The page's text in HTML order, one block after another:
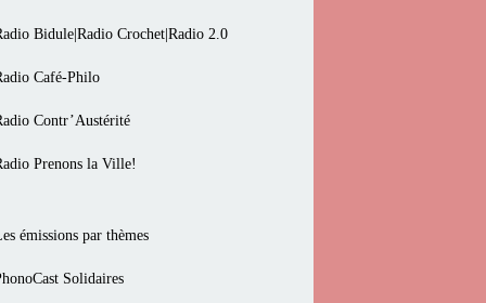
Bidule|Radio Crochet|Radio 2.0
Café-Philo
Contr’Austérité
Prenons la Ville!
émissions par thèmes
Solidaires